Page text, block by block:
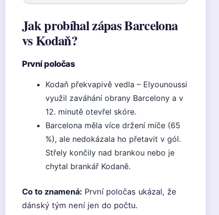
Jak probíhal zápas Barcelona
vs Kodaň?
První poločas
Kodaň překvapivě vedla – Elyounoussi
využil zaváhání obrany Barcelony a v
12. minutě otevřel skóre.
Barcelona měla více držení míče (65
%), ale nedokázala ho přetavit v gól.
Střely končily nad brankou nebo je
chytal brankář Kodaně.
Co to znamená: První poločas ukázal, že
dánský tým není jen do počtu.